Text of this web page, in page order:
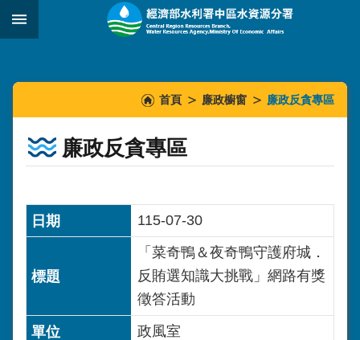
跳到主要內容區塊
::::::
首頁 廉政櫥窗 廉政反貪專區
廉政反貪專區
115-07-30
「菜奇鴨＆夜奇鴨守護府城．
反賄選知識大挑戰」網路有獎
徵答活動
政風室